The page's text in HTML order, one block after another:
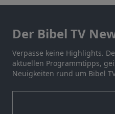
Der Bibel TV
Verpasse keine Highlights.
aktuellen Programmtipps,
Neuigkeiten rund um Bibel